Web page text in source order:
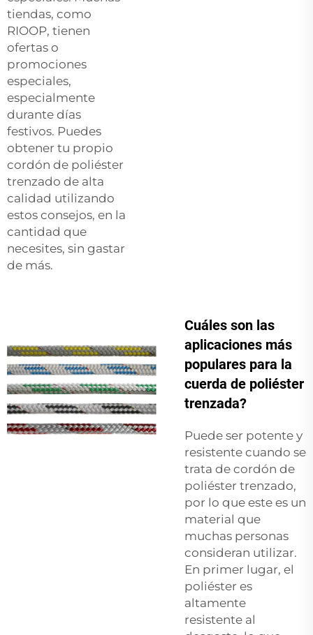
tiendas, como
RIOOP, tienen
ofertas o
promociones
especiales,
especialmente
durante días
festivos. Puedes
obtener tu propio
cordón de poliéster
trenzado de alta
calidad utilizando
estos consejos, en la
cantidad que
necesites, sin gastar
de más.
Cuáles son las
aplicaciones más
populares para la
cuerda de poliéster
trenzada?
Puede ser potente y
resistente cuando se
trata de cordón de
poliéster trenzado,
por lo que este es un
material que
muchas personas
consideran utilizar.
En primer lugar, el
poliéster es
altamente
resistente al